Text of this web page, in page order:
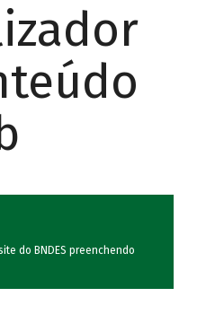
do BNDES preenchendo